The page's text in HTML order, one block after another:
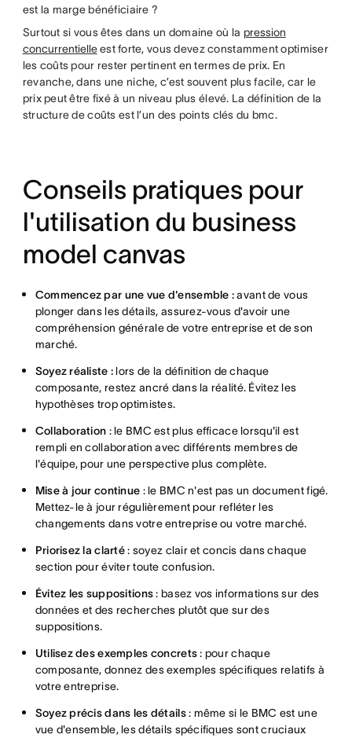
est la marge bénéficiaire ?
Surtout si vous êtes dans un domaine où la pression
concurrentielleest forte, vous devez constamment optimiser
les coûts pour rester pertinent en termes de prix. En
revanche, dans une niche, c’est souvent plus facile, car le
prix peut être fixé à un niveau plus élevé. La définition de la
structure de coûts est l’un des points clés du bmc.
Conseils pratiques pour
l'utilisation du business
model canvas
Commencez par une vue d'ensemble :avant de vous
plonger dans les détails, assurez-vous d'avoir une
compréhension générale de votre entreprise et de son
marché.
Soyez réaliste :lors de la définition de chaque
composante, restez ancré dans la réalité. Évitez les
hypothèses trop optimistes.
Collaboration : le BMC est plus efficace lorsqu'il est
rempli en collaboration avec différents membres de
l'équipe, pour une perspective plus complète.
Mise à jour continue : le BMC n'est pas un document figé.
Mettez-le à jour régulièrement pour refléter les
changements dans votre entreprise ou votre marché.
Priorisez la clarté: soyez clair et concis dans chaque
section pour éviter toute confusion.
Évitez les suppositions: basez vos informations sur des
données et des recherches plutôt que sur des
suppositions.
Utilisez des exemples concrets: pour chaque
composante, donnez des exemples spécifiques relatifs à
votre entreprise.
Soyez précis dans les détails: même si le BMC est une
vue d'ensemble, les détails spécifiques sont cruciaux